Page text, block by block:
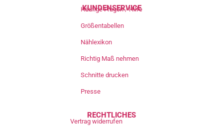
KUNDENSERVICE
Häufige Fragen / Hilfe
Größentabellen
Nählexikon
Richtig Maß nehmen
Schnitte drucken
Presse
RECHTLICHES
Vertrag widerrufen